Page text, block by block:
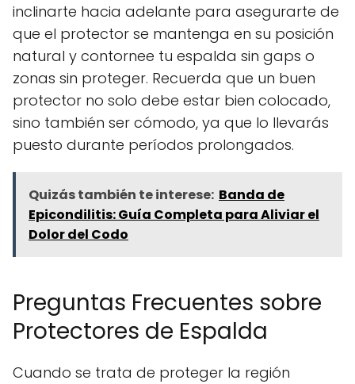
inclinarte hacia adelante para asegurarte de
que el protector se mantenga en su posición
natural y contornee tu espalda sin gaps o
zonas sin proteger. Recuerda que un buen
protector no solo debe estar bien colocado,
sino también ser cómodo, ya que lo llevarás
puesto durante períodos prolongados.
Quizás también te interese: Banda de
Epicondilitis: Guía Completa para Aliviar el
Dolor del Codo
Preguntas Frecuentes sobre
Protectores de Espalda
Cuando se trata de proteger la región